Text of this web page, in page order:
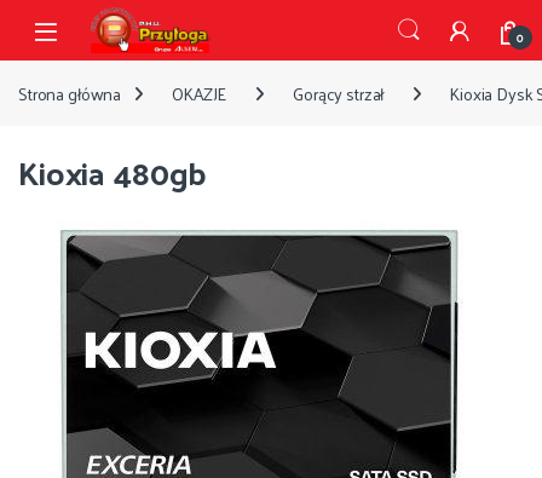
Przejdź do nawigacji
Przejdź do treści
Open 0
Strona główna OKAZJE Gorący strzał Kioxia Dysk
Kioxia 480gb